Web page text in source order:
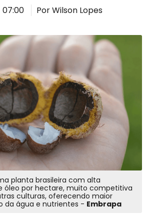
Por Wilson Lopes
planta brasileira com alta
óleo por hectare, muito competitiva
culturas, oferecendo maior
da água e nutrientes - Embrapa